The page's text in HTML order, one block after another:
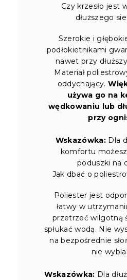
Czy krzesło jest
dłuższego
Szerokie i
podłokietnikami
nawet przy
Materiał
oddychający.
używa go na
wędkowaniu lub
przy
Wskazówka: Dla
komfortu możesz
poduszki na
Jak dbać o
Poliester jest
łatwy w
przetrzeć wilgotną
spłukać wodą. Nie
na bezpośrednie
nie
Wskazówka: Dla